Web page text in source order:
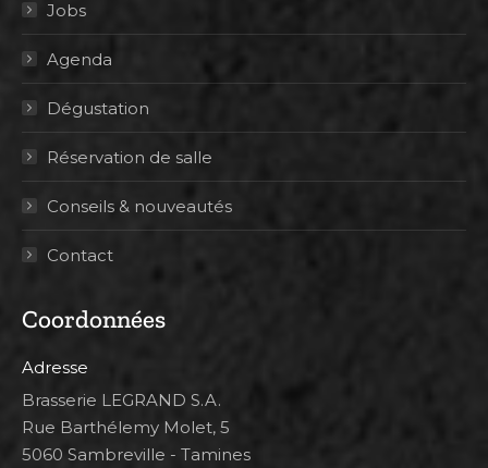
Jobs
Agenda
Dégustation
Réservation de salle
Conseils & nouveautés
Contact
Coordonnées
Adresse
Brasserie LEGRAND S.A.
Rue Barthélemy Molet, 5
5060 Sambreville - Tamines